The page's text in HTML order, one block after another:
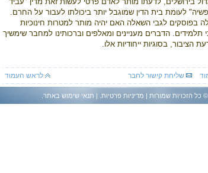
לעומת בית הדין שמוגבל יותר ביכולתו לעבור על החרם.
בפוסקים לגבי השאלה האם יהיה מותר למטרות חינוכיות
הדברים מעניינים ומאלפים וברכותינו למחבר שימשיך
הציבור, בסוגיות ייחודיות אלו.
לראש העמוד שליחת קישור לחבר
© כל הזכויות שמורות | מדיניות פרטיות . | תנאי שימוש באתר